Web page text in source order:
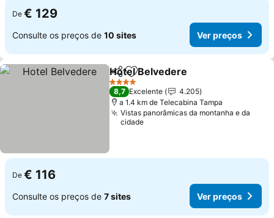
De € 129
Consulte os preços de 10 sites Ver preços
PartilharAdicionar aos favoritos
Hotel Belvedere
4 Estrelas
8,7 Excelente
4.205
a 1.4 km de Telecabina Tampa
Vistas panorâmicas da montanha e da
cidade
De € 116
Consulte os preços de 7 sites Ver preços